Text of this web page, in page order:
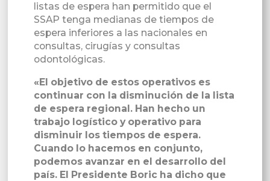
listas de espera han permitido que el
SSAP tenga medianas de tiempos de
espera inferiores a las nacionales en
consultas, cirugías y consultas
odontológicas.
«El objetivo de estos operativos es
continuar con la disminución de la lista
de espera regional. Han hecho un
trabajo logístico y operativo para
disminuir los tiempos de espera.
Cuando lo hacemos en conjunto,
podemos avanzar en el desarrollo del
país. El Presidente Boric ha dicho que